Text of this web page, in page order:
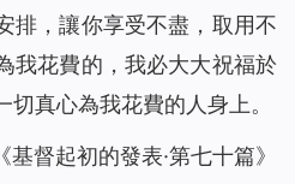
排，讓你享受不盡，取用不
我花費的，我必大大祝福於
真心為我花費的人身上。
督起初的發表·第七十篇》